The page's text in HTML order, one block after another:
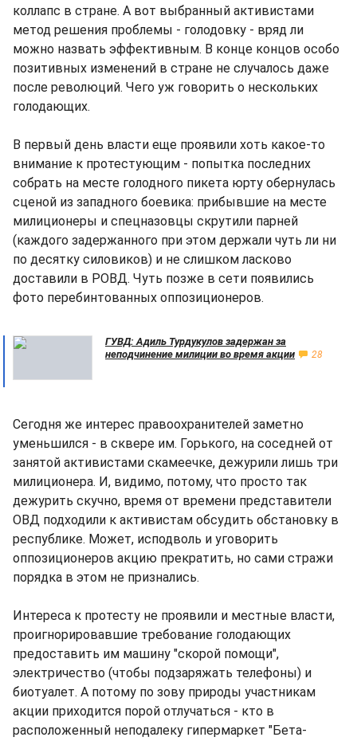
коллапс в стране. А вот выбранный активистами
метод решения проблемы - голодовку - вряд ли
можно назвать эффективным. В конце концов особо
позитивных изменений в стране не случалось даже
после революций. Чего уж говорить о нескольких
голодающих.
В первый день власти еще проявили хоть какое-то
внимание к протестующим - попытка последних
собрать на месте голодного пикета юрту обернулась
сценой из западного боевика: прибывшие на месте
милиционеры и спецназовцы скрутили парней
(каждого задержанного при этом держали чуть ли ни
по десятку силовиков) и не слишком ласково
доставили в РОВД. Чуть позже в сети появились
фото перебинтованных оппозиционеров.
ГУВД: Адиль Турдукулов задержан за
неподчинение милиции во время акции
28
Сегодня же интерес правоохранителей заметно
уменьшился - в сквере им. Горького, на соседней от
занятой активистами скамеечке, дежурили лишь три
милиционера. И, видимо, потому, что просто так
дежурить скучно, время от времени представители
ОВД подходили к активистам обсудить обстановку в
республике. Может, исподволь и уговорить
оппозиционеров акцию прекратить, но сами стражи
порядка в этом не признались.
Интереса к протесту не проявили и местные власти,
проигнорировавшие требование голодающих
предоставить им машину "скорой помощи",
электричество (чтобы подзаряжать телефоны) и
биотуалет. А потому по зову природы участникам
акции приходится порой отлучаться - кто в
расположенный неподалеку гипермаркет "Бета-